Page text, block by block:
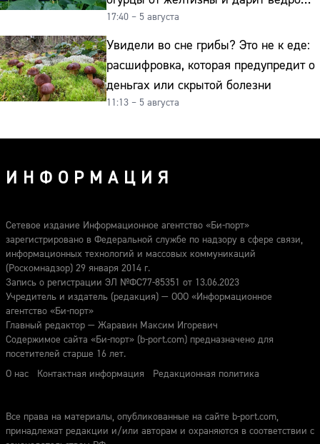
урожая
17:40 – 5 августа
Увидели во сне грибы? Это не к еде:
расшифровка, которая предупредит о
деньгах или скрытой болезни
11:13 – 5 августа
ИНФОРМАЦИЯ
Сетевое издание Информационное агентство «Би-порт»
зарегистрировано в Федеральной службе по надзору в сфере связи,
информационных технологий и массовых коммуникаций
(Роскомнадзор) 29 января 2014 г.
Запись о регистрации ЭЛ №ФС77-85351 от 13.06.2023
Учредитель и издатель (редакция) — ООО «Информационное
агентство «Би-порт»
Главный редактор — Жаравин Максим Игоревич
Содержимое сайта «Би-порт» (b-port.com) предназначено для
посетителей старше 16 лет.
О нас
Контактная информация Редакционная политика
Все права на материалы, опубликованные на сайте b-port.com,
принадлежат редакции и/или авторам и охраняются в соответствии с